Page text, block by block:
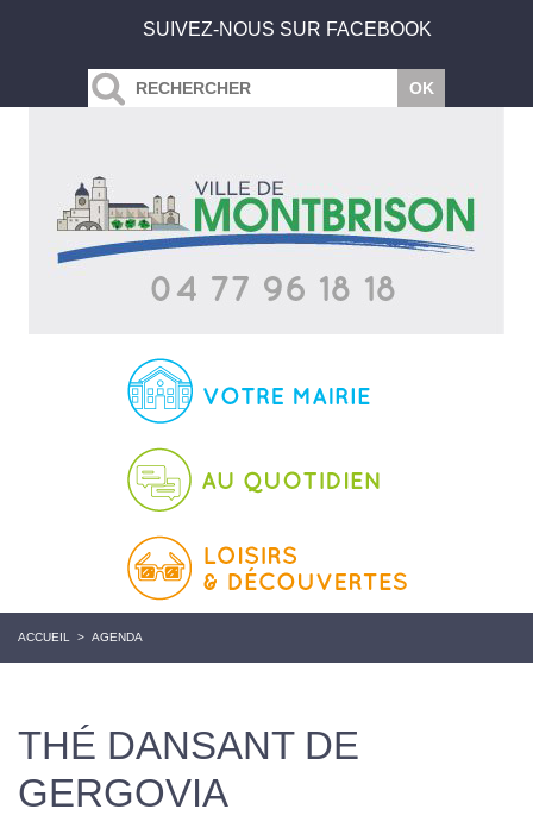
SUIVEZ-NOUS SUR FACEBOOK
ACCUEIL > AGENDA
THÉ DANSANT DE
GERGOVIA